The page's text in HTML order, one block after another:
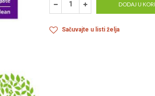
DODAJ U
Sačuvajte u listi želja